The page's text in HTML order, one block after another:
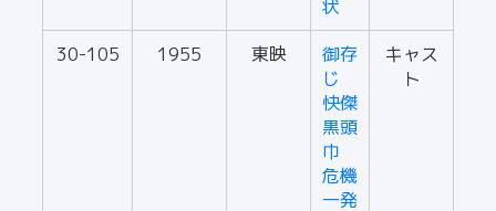
状
30-105
1955 東映
御存
じ
快傑
黒頭
巾
危機
一発
キャス
ト